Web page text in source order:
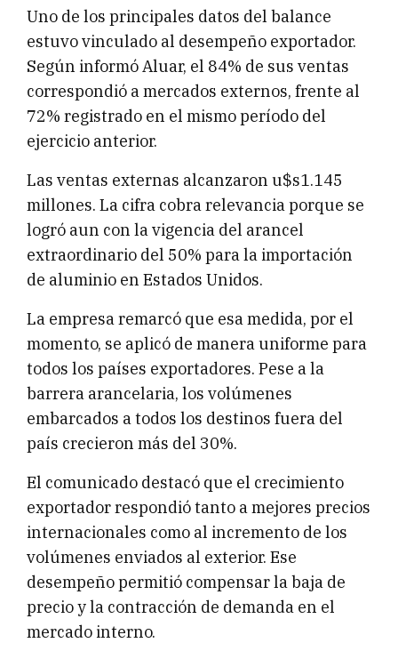
Uno de los principales datos del balance
estuvo vinculado al desempeño exportador.
Según informó Aluar, el 84% de sus ventas
correspondió a mercados externos, frente al
72% registrado en el mismo período del
ejercicio anterior.
Las ventas externas alcanzaron u$s1.145
millones. La cifra cobra relevancia porque se
logró aun con la vigencia del arancel
extraordinario del 50% para la importación
de aluminio en Estados Unidos.
La empresa remarcó que esa medida, por el
momento, se aplicó de manera uniforme para
todos los países exportadores. Pese a la
barrera arancelaria, los volúmenes
embarcados a todos los destinos fuera del
país crecieron más del 30%.
El comunicado destacó que el crecimiento
exportador respondió tanto a mejores precios
internacionales como al incremento de los
volúmenes enviados al exterior. Ese
desempeño permitió compensar la baja de
precio y la contracción de demanda en el
mercado interno.